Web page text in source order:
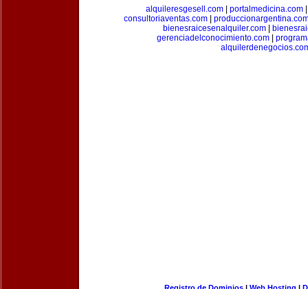
alquileresgesell.com| portalmedicina.com
consultoriaventas.com|
bienesraicesenalquiler.com|
gerenciadelconocimiento.com